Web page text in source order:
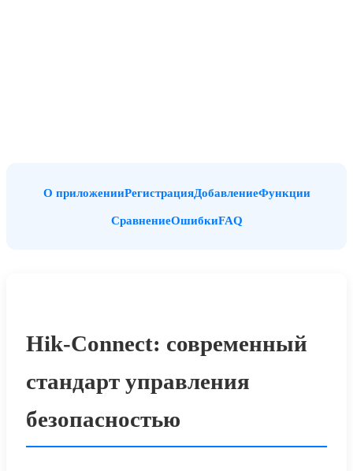
О приложенииРегистрацияДобавлениеФункции
СравнениеОшибкиFAQ
Hik-Connect: современный
стандарт управления
безопасностью